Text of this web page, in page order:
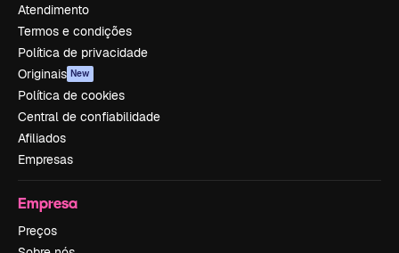
Atendimento
Termos e condições
Política de privacidade
Originais New
Política de cookies
Central de confiabilidade
Afiliados
Empresas
Empresa
Preços